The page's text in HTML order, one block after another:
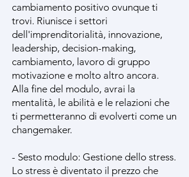
cambiamento positivo ovunque ti
trovi. Riunisce i settori
dell'imprenditorialità, innovazione,
leadership, decision-making,
cambiamento, lavoro di gruppo
motivazione e molto altro ancora.
Alla fine del modulo, avrai la
mentalità, le abilità e le relazioni che
ti permetteranno di evolverti come un
changemaker.
- Sesto modulo: Gestione dello stress.
Lo stress è diventato il prezzo che